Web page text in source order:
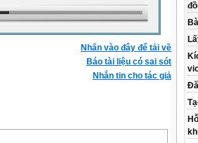
Nhấn vào đây để tải về
Báo tài liệu có sai sót
Nhắn tin cho tác giả